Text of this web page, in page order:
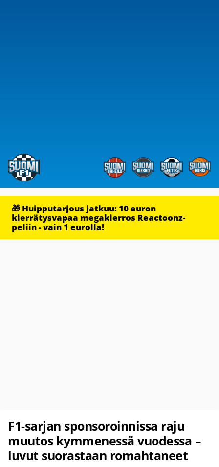
🎁 Huipputarjous jatkuu: 10 euron
kierrätysvapaa megakierros Reactoonz-
peliin - vain 1 eurolla!
F1-sarjan sponsoroinnissa raju
muutos kymmenessä vuodessa –
luvut suorastaan romahtaneet